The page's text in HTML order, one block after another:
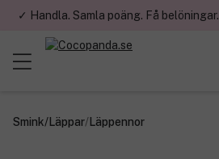
✓ Handla. Samla poäng. Få belöningar.
Smink/Läppar/Läppennor